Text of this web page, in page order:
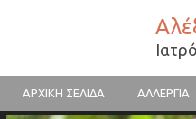
ΑΡΧΙΚΗ ΣΕΛΙΔΑ ΑΛΛΕΡΓΙΑ